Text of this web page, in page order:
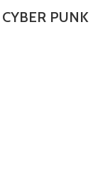
PUNK